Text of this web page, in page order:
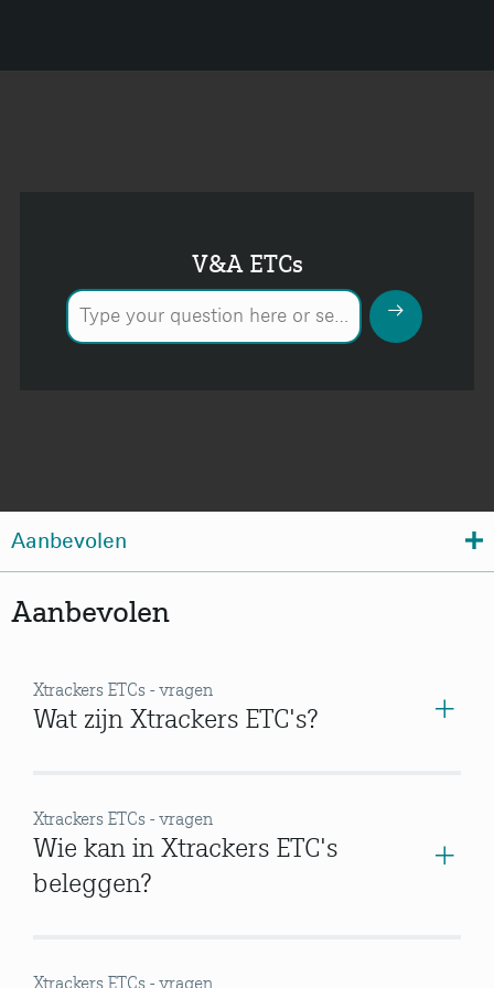
V&A ETCs
Aanbevolen
Aanbevolen
Xtrackers ETCs - vragen
Wat zijn Xtrackers ETC's?
Xtrackers ETCs - vragen
Wie kan in Xtrackers ETC's
beleggen?
Xtrackers ETCs - vragen